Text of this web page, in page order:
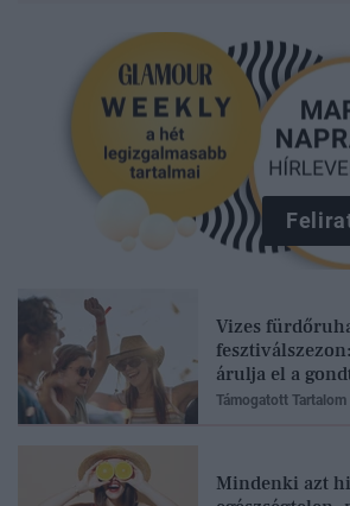
Vizes
árulja el a
Támogatott Tartalom
Mindenki azt